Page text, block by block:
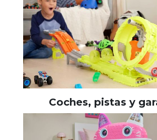
Coches, pistas y